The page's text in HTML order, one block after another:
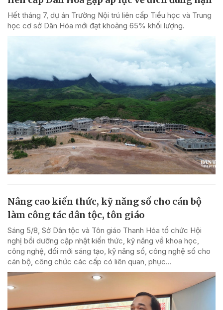
Hết tháng 7, dự án Trường Nội trú liên cấp Tiểu học và Trung
học cơ sở Dân Hóa mới đạt khoảng 65% khối lượng.
Nâng cao kiến thức, kỹ năng số cho cán bộ
làm công tác dân tộc, tôn giáo
Sáng 5/8, Sở Dân tộc và Tôn giáo Thanh Hóa tổ chức Hội
nghị bồi dưỡng cập nhật kiến thức, kỹ năng về khoa học,
công nghệ, đổi mới sáng tạo, kỹ năng số, công nghệ số cho
cán bộ, công chức các cấp có liên quan, phục...